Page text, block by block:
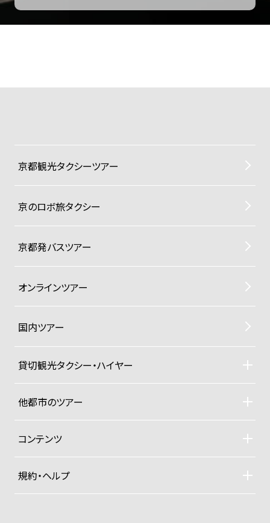
京都観光タクシーツアー
京のロボ旅タクシー
京都発バスツアー
オンラインツアー
国内ツアー
貸切観光タクシー・ハイヤー
貸切観光タクシー・ハイヤーTOP
車両ラインナップと料金
他都市のツアー
札幌観光タクシーツアー
東京観光タクシーツアー
コンテンツ
ドライバー紹介
四季折々の京都紀行
規約・ヘルプ
募集型企画旅行約款